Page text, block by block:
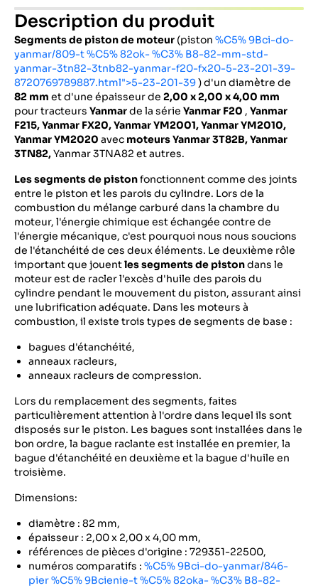
Description du produit
Segments de piston de moteur (piston %C5% 9Bci-do-
yanmar/809-t %C5% 82ok- %C3% B8-82-mm-std-
yanmar-3tn82-3tnb82-yanmar-f20-fx20-5-23-201-39-
8720769789887.html">5-23-201-39) d'un diamètre de
82 mm et d'une épaisseur de 2,00 x 2,00 x 4,00 mm
pour tracteurs Yanmarde la série Yanmar F20 , Yanmar
F215, Yanmar FX20,Yanmar YM2001, Yanmar YM2010,
Yanmar YM2020 avec moteursYanmar 3T82B, Yanmar
3TN82,Yanmar 3TNA82 et autres.
Les segments de pistonfonctionnent comme des joints
entre le piston et les parois du cylindre. Lors de la
combustion du mélange carburé dans la chambre du
moteur, l'énergie chimique est échangée contre de
l'énergie mécanique, c'est pourquoi nous nous soucions
de l'étanchéité de ces deux éléments. Le deuxième rôle
important que jouentles segments de pistondans le
moteur est de racler l'excès d'huile des parois du
cylindre pendant le mouvement du piston, assurant ainsi
une lubrification adéquate. Dans les moteurs à
combustion, il existe trois types de segments de base :
bagues d'étanchéité,
anneaux racleurs,
anneaux racleurs de compression.
Lors du remplacement des segments, faites
particulièrement attention à l'ordre dans lequel ils sont
disposés sur le piston. Les bagues sont installées dans le
bon ordre, la bague raclante est installée en premier, la
bague d'étanchéité en deuxième et la bague d'huile en
troisième.
Dimensions:
diamètre : 82 mm,
épaisseur : 2,00 x 2,00 x 4,00 mm,
références de pièces d'origine : 729351-22500,
numéros comparatifs : %C5% 9Bci-do-yanmar/846-
pier %C5% 9Bcienie-t %C5% 82oka- %C3% B8-82-